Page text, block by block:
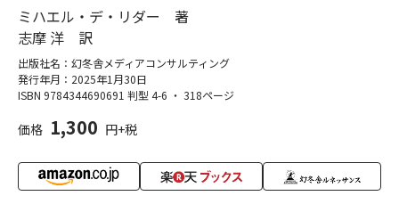
ミハエル・デ・リダー 著
志摩 洋 訳
出版社名：幻冬舎メディアコンサルティング
発行年月：2025年1月30日
ISBN 9784344690691 判型 4-6 ・ 318ページ
価格 1,300 円+税